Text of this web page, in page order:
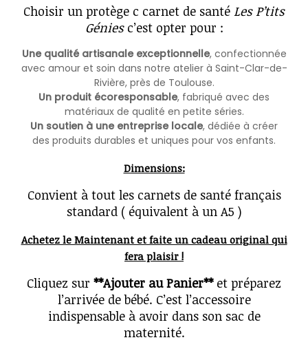
Choisir un protège c carnet de santé Les P’tits
Géniesc’est opter pour :
Une qualité artisanale exceptionnelle, confectionnée
avec amour et soin dans notre atelier à Saint-Clar-de-
Rivière, près de Toulouse.
Un produit écoresponsable, fabriqué avec des
matériaux de qualité en petite séries.
Un soutien à une entreprise locale, dédiée à créer
des produits durables et uniques pour vos enfants.
Dimensions:
Convient à tout les carnets de santé français
standard ( équivalent à un A5 )
Achetez le Maintenant et faite un cadeau original qui
fera plaisir !
Cliquez sur **Ajouter au Panier**et préparez
l’arrivée de bébé. C’est l’accessoire
indispensable à avoir dans son sac de
maternité.